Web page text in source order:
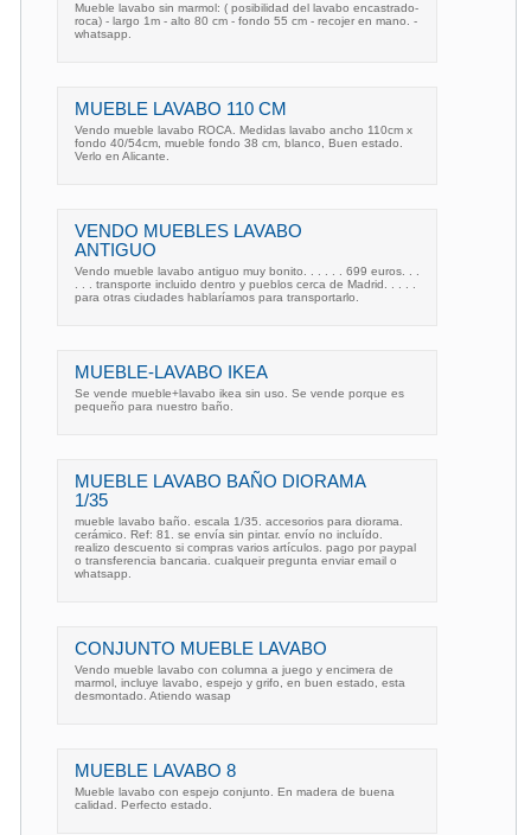
Mueble lavabo sin marmol: ( posibilidad del lavabo encastrado-
roca) - largo 1m - alto 80 cm - fondo 55 cm - recojer en mano. -
whatsapp.
MUEBLE LAVABO 110 CM
Vendo mueble lavabo ROCA. Medidas lavabo ancho 110cm x
fondo 40/54cm, mueble fondo 38 cm, blanco, Buen estado.
Verlo en Alicante.
VENDO MUEBLES LAVABO
ANTIGUO
Vendo mueble lavabo antiguo muy bonito. . . . . . 699 euros. . .
. . . transporte incluido dentro y pueblos cerca de Madrid. . . . .
para otras ciudades hablaríamos para transportarlo.
MUEBLE-LAVABO IKEA
Se vende mueble+lavabo ikea sin uso. Se vende porque es
pequeño para nuestro baño.
MUEBLE LAVABO BAÑO DIORAMA
1/35
mueble lavabo baño. escala 1/35. accesorios para diorama.
cerámico. Ref: 81. se envía sin pintar. envío no incluído.
realizo descuento si compras varios artículos. pago por paypal
o transferencia bancaria. cualqueir pregunta enviar email o
whatsapp.
CONJUNTO MUEBLE LAVABO
Vendo mueble lavabo con columna a juego y encimera de
marmol, incluye lavabo, espejo y grifo, en buen estado, esta
desmontado. Atiendo wasap
MUEBLE LAVABO 8
Mueble lavabo con espejo conjunto. En madera de buena
calidad. Perfecto estado.